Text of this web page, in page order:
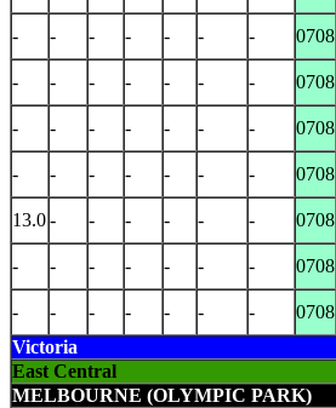
- - - - - - - 0708
- - - - - - - 0708
- - - - - - - 0708
- - - - - - - 0708
13.0- - - - - - 0708
- - - - - - - 0708
- - - - - - - 0708
Victoria
East Central
MELBOURNE (OLYMPIC PARK)